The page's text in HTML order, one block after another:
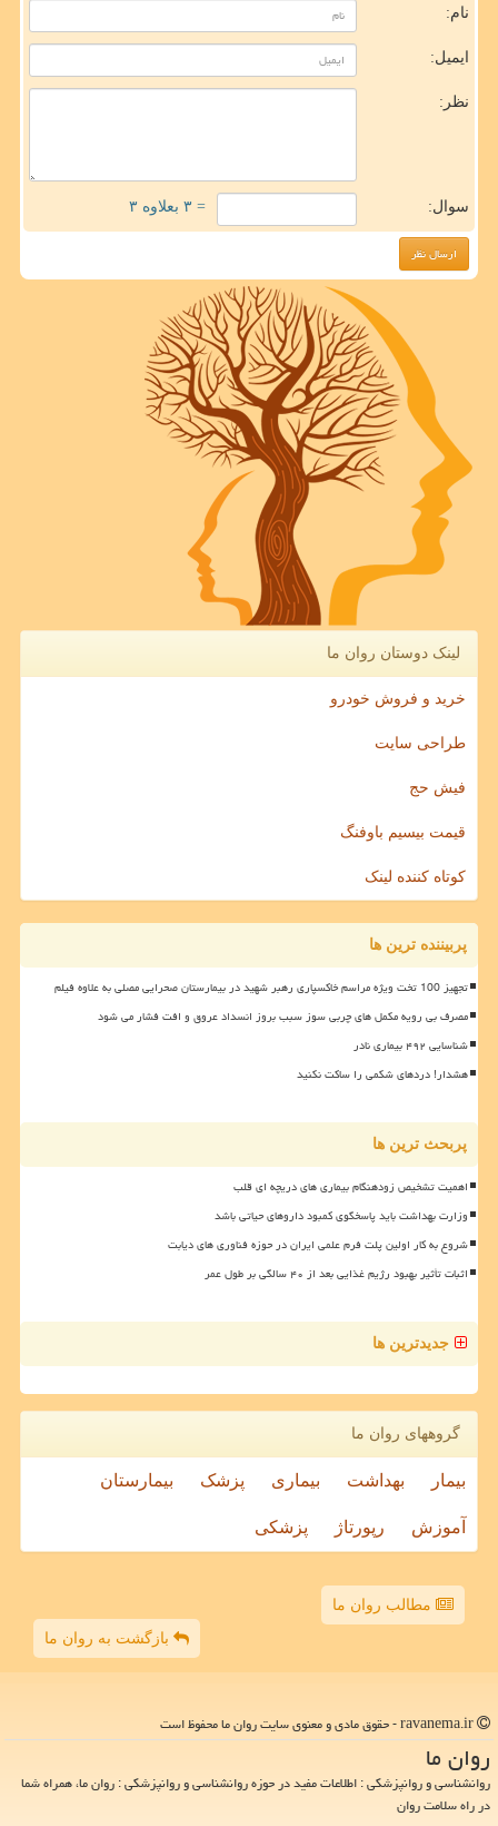
نام:
ایمیل:
نظر:
سوال: = ۳ بعلاوه ۳
لینک دوستان روان ما
خرید و فروش خودرو
طراحی سایت
فیش حج
قیمت بیسیم باوفنگ
کوتاه کننده لینک
پربیننده ترین ها
تجهیز 100 تخت ویژه مراسم خاکسپاری رهبر شهید در بیمارستان صحرایی مصلی به علاوه فیلم
مصرف بی رویه مکمل های چربی سوز سبب بروز انسداد عروق و افت فشار می شود
شناسایی ۴۹۲ بیماری نادر
هشدار! دردهای شکمی را ساکت نکنید
پربحث ترین ها
اهمیت تشخیص زودهنگام بیماری های دریچه ای قلب
وزارت بهداشت باید پاسخگوی کمبود داروهای حیاتی باشد
شروع به کار اولین پلت فرم علمی ایران در حوزه فناوری های دیابت
اثبات تأثیر بهبود رژیم غذایی بعد از ۴۰ سالگی بر طول عمر
جدیدترین ها
گروههای روان ما
بیمار بهداشت بیماری پزشک بیمارستان
آموزش رپورتاژ پزشکی
مطالب روان ما
بازگشت به روان ما
روان ما
روانشناسی و روانپزشکی : اطلاعات مفید در حوزه روانشناسی و روانپزشکی : روان ما، همراه شما
در راه سلامت روان